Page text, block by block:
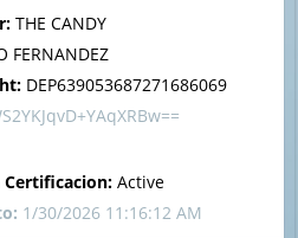
THE CANDY
FERNANDEZ
DEP639053687271686069
Certificacion: Active
1/30/2026 11:16:12 AM